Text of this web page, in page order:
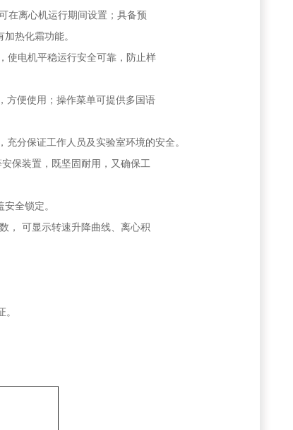
在离心机运行期间设置；具备预
热化霜功能。
使电机平稳运行安全可靠，防止样
方便使用；操作菜单可提供多国语
分保证工作人员及实验室环境的安全。
保装置，既坚固耐用，又确保工
全锁定。
， 可显示转速升降曲线、离心积